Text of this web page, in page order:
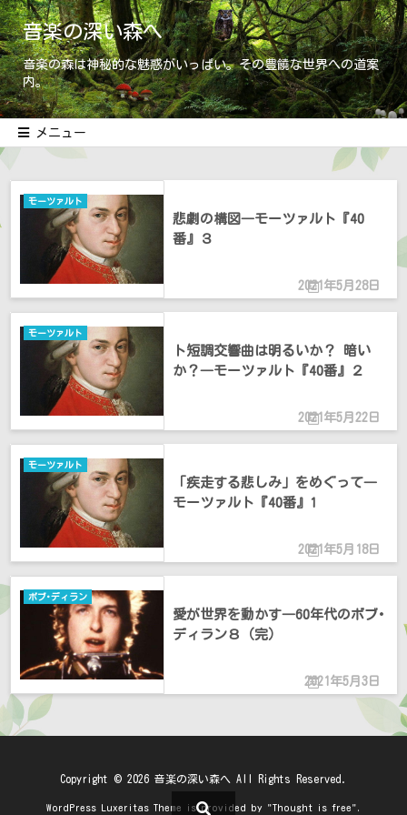
音楽の深い森へ
音楽の森は神秘的な魅惑がいっぱい。その豊饒な世界への道案
内。
メニュー
2021年5月28日
モーツァルト
悲劇の構図―モーツァルト『40
番』３
2021年5月22日
モーツァルト
ト短調交響曲は明るいか？ 暗い
か？―モーツァルト『40番』２
2021年5月18日
モーツァルト
「疾走する悲しみ」をめぐって―
モーツァルト『40番』1
2021年5月3日
ボブ･ディラン
愛が世界を動かす―60年代のボブ･
ディラン８（完）
Copyright © 2026 音楽の深い森へ All Rights Reserved.
WordPress Luxeritas Theme is provided by "Thought is free".